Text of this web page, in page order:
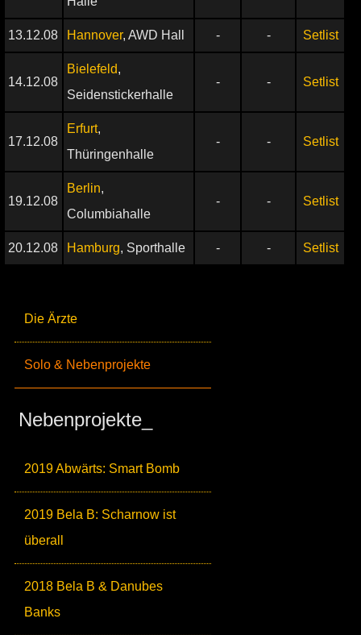
Die Ärzte
Solo & Nebenprojekte
Nebenprojekte_
2019 Abwärts: Smart Bomb
2019 Bela B: Scharnow ist
überall
2018 Bela B & Danubes
Banks
13.12.08 Hannover, AWD Hall - - Setlist
14.12.08
Bielefeld,
Seidenstickerhalle
- - Setlist
17.12.08
Erfurt,
Thüringenhalle
- - Setlist
19.12.08
Berlin,
Columbiahalle
- - Setlist
20.12.08 Hamburg, Sporthalle - - Setlist